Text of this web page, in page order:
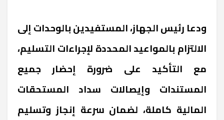
ودعا رئيس الجهاز، المستفيدين بالوحدات إلى
الالتزام بالمواعيد المحددة لإجراءات التسليم،
مع التأكيد على ضرورة إحضار جميع
المستندات وإيصالات سداد المستحقات
المالية كاملة، لضمان سرعة إنجاز وتسليم